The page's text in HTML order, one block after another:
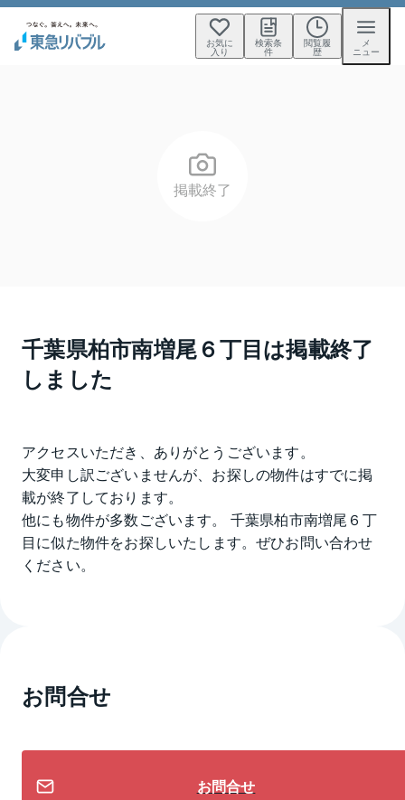
お気に
入り
検索条
件
閲覧履
歴
メ
ニュー
掲載終了
千葉県柏市南増尾６丁目は掲載終了
しました
アクセスいただき、ありがとうございます。
大変申し訳ございませんが、お探しの物件はすでに掲
載が終了しております。
他にも物件が多数ございます。 千葉県柏市南増尾６丁
目に似た物件をお探しいたします。ぜひお問い合わせ
ください。
お問合せ
お問合せ